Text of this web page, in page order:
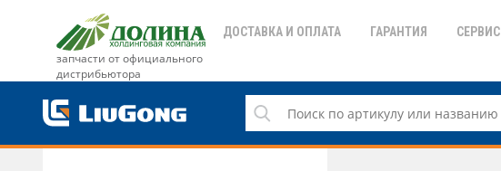
запчасти от официального
дистрибьютора
ДОСТАВКА И ОПЛАТА ГАРАНТИЯ СЕРВИС
ДОСТАВКА И ОПЛАТА